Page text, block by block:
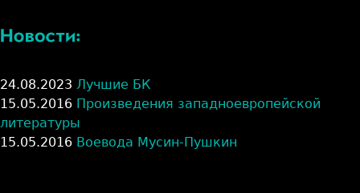
24.08.2023 Лучшие БК
15.05.2016 Произведения западноевропейской
литературы
15.05.2016 Воевода Мусин-Пушкин